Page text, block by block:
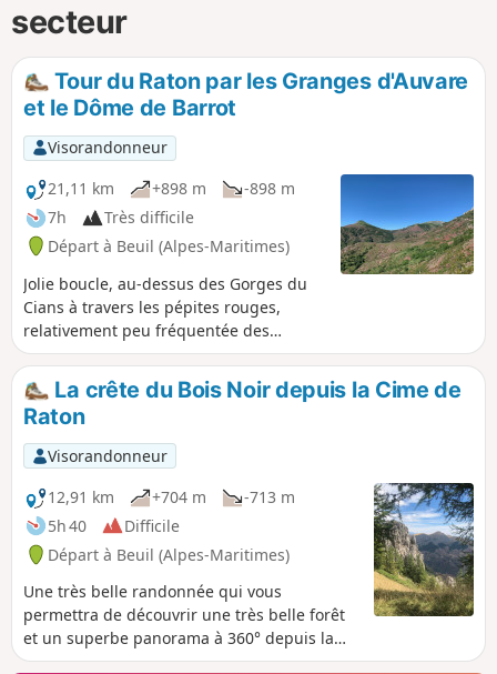
secteur
Tour du Raton par les Granges d'Auvare
et le Dôme de Barrot
Visorandonneur
21,11 km
+898 m
-898 m
7h
Très difficile
Départ à Beuil (Alpes-Maritimes)
Jolie boucle, au-dessus des Gorges du
Cians à travers les pépites rouges,
relativement peu fréquentée des
randonneurs et qui emprunte des
paysages très variés. Cette randonnée
se décline en deux variantes : l'une
permet de faire la montée simple au
Tour du Raton quand l'autre conduit au
sommet du Dôme de Barrot qui offre un
superbe panorama sur le Mercantour.
Randonnée idéale au printemps pour
apprécier les nuances de verts et de
rouges au dessus des gorges et profiter
de la floraison maximale.
La crête du Bois Noir depuis la Cime de
Raton
Visorandonneur
12,91 km
+704 m
-713 m
5h 40
Difficile
Départ à Beuil (Alpes-Maritimes)
Une très belle randonnée qui vous
permettra de découvrir une très belle forêt
et un superbe panorama à 360° depuis la
Cime de Raton. La ligne de crête qui suit, est